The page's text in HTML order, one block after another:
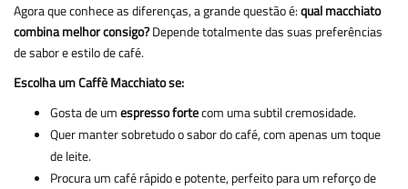
Agora que conhece as diferenças, a grande questão é:qual macchiato
combina melhor consigo?Depende totalmente das suas preferências
de sabor e estilo de café.
Escolha um Caffè Macchiato se:
Gosta de umespresso fortecom uma subtil cremosidade.
Quer manter sobretudo o sabor do café, com apenas um toque
de leite.
Procura um café rápido e potente, perfeito para um reforço de